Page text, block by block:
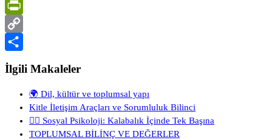
LinkedIn
PrintFriendly
Copy
Link
Share
İlgili Makaleler
🌍 Dil, kültür ve toplumsal yapı
Kitle İletişim Araçları ve Sorumluluk Bilinci
🧍‍♂️ Sosyal Psikoloji: Kalabalık İçinde Tek Başına
TOPLUMSAL BİLİNÇ VE DEĞERLER